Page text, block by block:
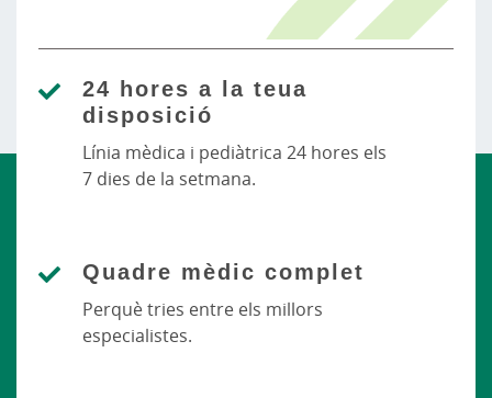
24 hores a la teua
disposició
Línia mèdica i pediàtrica 24 hores els
7 dies de la setmana.
Quadre mèdic complet
Perquè tries entre els millors
especialistes.